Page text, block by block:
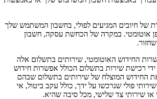
חיובים המגיעים לפולי, בחשבון המשתמש שלך
אוטומטי. במקרה של הכחשת עסקה, חשבון
החידוש האוטומטי, שירותים בתשלום אלה
רכישת שירות בתשלום הכולל אפשרות חידוש
החידוש המוצלח של שירותים בתשלום שבהם
פולי שנרכשו על ידך, כולל עקב ביטול, אי
או שירותי צד שלישי, מכל סיבה שהיא.